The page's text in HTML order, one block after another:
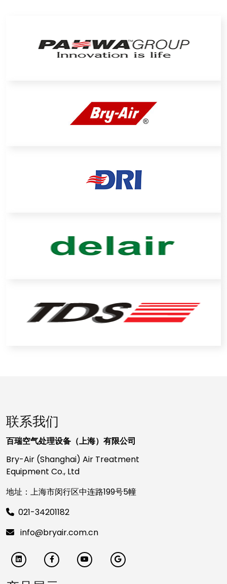
联系我们
百瑞空气处理设备（上海）有限公司
Bry-Air (Shanghai) Air Treatment
Equipment Co., Ltd
地址：上海市闵行区中连路199号5幢
021-34201182
info@bryair.com.cn